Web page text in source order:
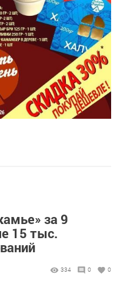
за 9
15 тыс.
334 0 0